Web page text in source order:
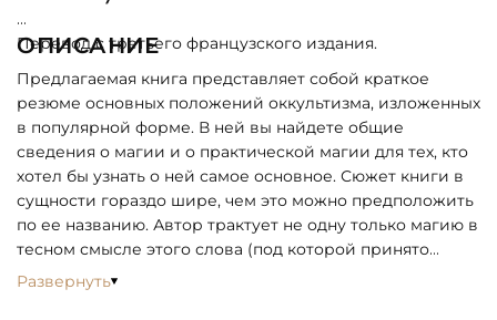
ОПИСАНИЕ
Перевод с третьего французского издания.
Предлагаемая книга представляет собой краткое
резюме основных положений оккультизма, изложенных
в популярной форме. В ней вы найдете общие
сведения о магии и о практической магии для тех, кто
хотел бы узнать о ней самое основное. Сюжет книги в
сущности гораздо шире, чем это можно предположить
по ее названию. Автор трактует не одну только магию в
тесном смысле этого слова (под которой принято
обычно разуметь изучение астральных сил и
Развернуть